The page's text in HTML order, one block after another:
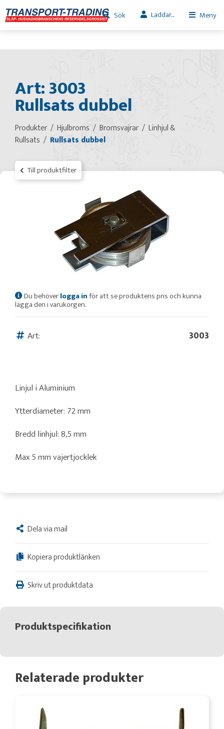
Sök Laddar... Meny
Art: 3003
Rullsats dubbel
Produkter Hjulbroms Bromsvajrar
Linhjul &
Rullsats
Rullsats dubbel
Till produktfilter
Du behöverlogga inför att se produktens pris och kunna
lägga den i varukorgen.
Art: 3003
Linjul i Aluminium
Ytterdiameter: 72 mm
Bredd linhjul: 8,5 mm
Max 5 mm vajertjocklek
Dela via mail
Kopiera produktlänken
Skriv ut produktdata
Produktspecifikation
Relaterade produkter